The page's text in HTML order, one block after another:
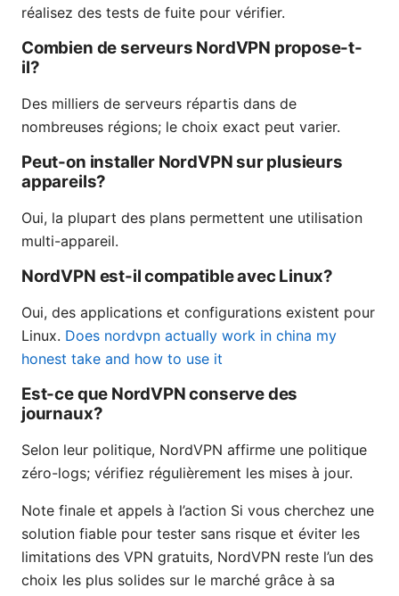
réalisez des tests de fuite pour vérifier.
Combien de serveurs NordVPN propose-t-
il?
Des milliers de serveurs répartis dans de
nombreuses régions; le choix exact peut varier.
Peut-on installer NordVPN sur plusieurs
appareils?
Oui, la plupart des plans permettent une utilisation
multi-appareil.
NordVPN est-il compatible avec Linux?
Oui, des applications et configurations existent pour
Linux. Does nordvpn actually work in china my
honest take and how to use it
Est-ce que NordVPN conserve des
journaux?
Selon leur politique, NordVPN affirme une politique
zéro-logs; vérifiez régulièrement les mises à jour.
Note finale et appels à l’action Si vous cherchez une
solution fiable pour tester sans risque et éviter les
limitations des VPN gratuits, NordVPN reste l’un des
choix les plus solides sur le marché grâce à sa